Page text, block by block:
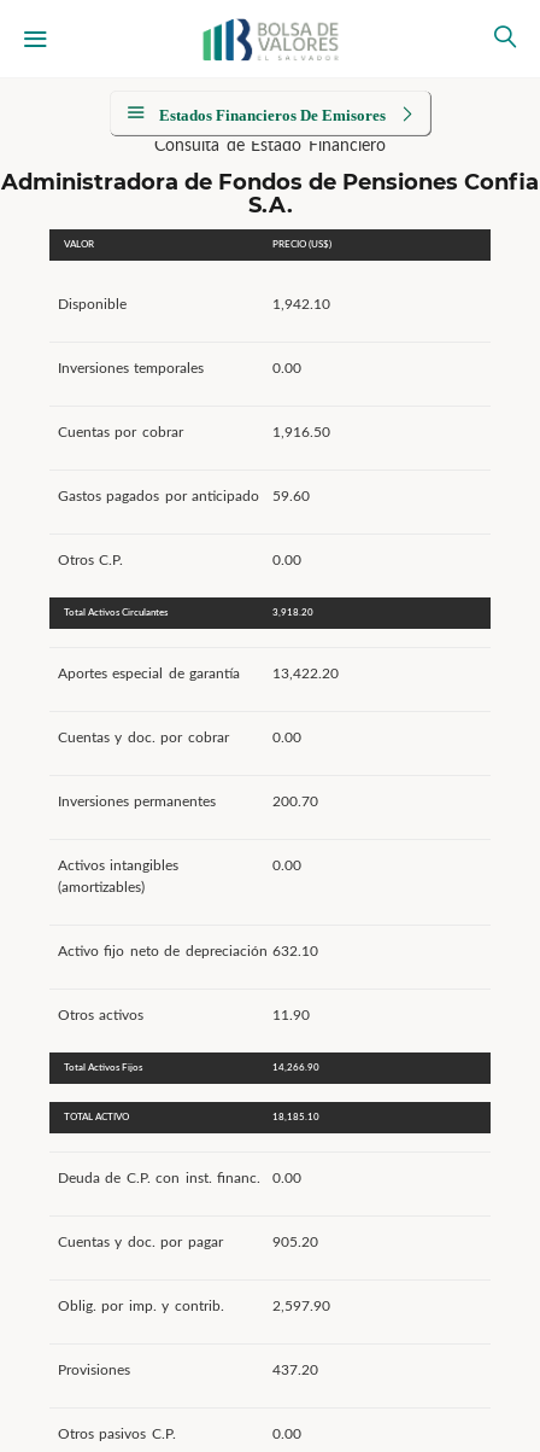
Estados Financieros De Emisores
Consulta de Estado Financiero
Administradora de Fondos de Pensiones Confia
S.A.
VALOR PRECIO (US$)
Disponible 1,942.10
Inversiones temporales 0.00
Cuentas por cobrar 1,916.50
Gastos pagados por anticipado 59.60
Otros C.P. 0.00
Total Activos Circulantes 3,918.20
Aportes especial de garantía 13,422.20
Cuentas y doc. por cobrar 0.00
Inversiones permanentes 200.70
Activos intangibles
(amortizables)
0.00
Activo fijo neto de depreciación 632.10
Otros activos 11.90
Total Activos Fijos 14,266.90
TOTAL ACTIVO 18,185.10
Deuda de C.P. con inst. financ. 0.00
Cuentas y doc. por pagar 905.20
Oblig. por imp. y contrib. 2,597.90
Provisiones 437.20
Otros pasivos C.P. 0.00